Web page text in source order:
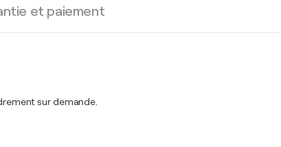
et paiement
sur demande.